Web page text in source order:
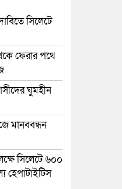
সিলেটে
ফেরার পথে
ঘুমহীন
মানববন্ধন
সিলেটে ৬০০
হেপাটাইটিস